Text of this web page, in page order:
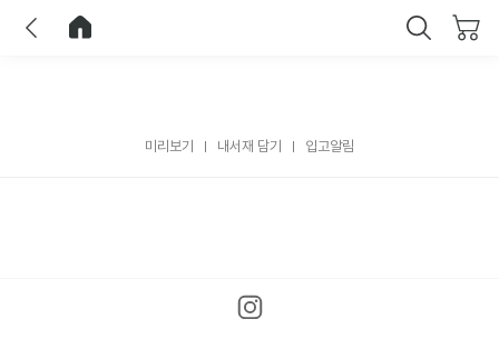
미리보기 내서재 담기 입고알림